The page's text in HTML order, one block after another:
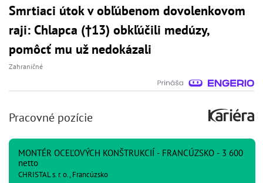
Smrtiaci útok v obľúbenom dovolenkovom
raji: Chlapca (†13) obkľúčili medúzy,
pomôcť mu už nedokázali
Zahraničné
Pracovné pozície
MONTÉR OCEĽOVÝCH KONŠTRUKCIÍ - FRANCÚZSKO - 3 600
netto
CHRISTAL s. r. o., Francúzsko